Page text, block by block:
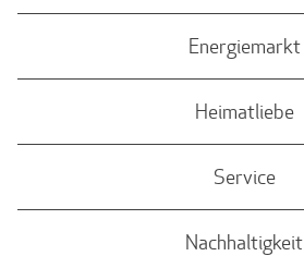
Energiemarkt
Heimatliebe
Service
Nachhaltigkeit